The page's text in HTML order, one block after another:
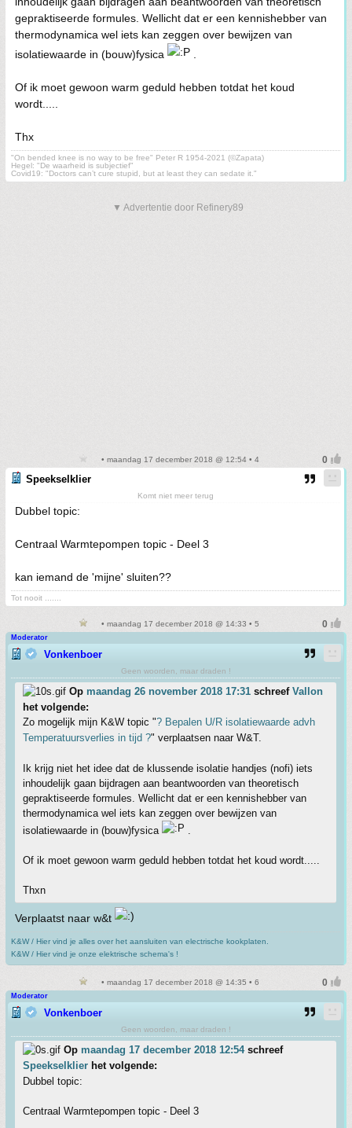
gepraktiseerde formules. Wellicht dat er een kennishebber van
thermodynamica wel iets kan zeggen over bewijzen van
isolatiewaarde in (bouw)fysica
Of ik moet gewoon warm geduld hebben totdat het koud
wordt.....
Thx
"On bended knee is no way to be free" Peter R 1954-2021 (©Zapata)
Hegel: "De waarheid is subjectief"
Covid19: "Doctors can’t cure stupid, but at least they can sedate it."
▼ Advertentie door Refinery89
• maandag 17 december 2018 @ 12:54 • 4
Speekselklier
Komt niet meer terug
Dubbel topic:
Centraal Warmtepompen topic - Deel 3
kan iemand de 'mijne' sluiten??
Tot nooit .......
• maandag 17 december 2018 @ 14:33 • 5
Moderator
Vonkenboer
Geen woorden, maar draden !
Op maandag 26 november 2018 17:31 schreef Vallon
het volgende:
Zo mogelijk mijn K&W topic "? Bepalen U/R isolatiewaarde advh
Temperatuursverlies in tijd ?" verplaatsen naar W&T.
Ik krijg niet het idee dat de klussende isolatie handjes (nofi) iets
inhoudelijk gaan bijdragen aan beantwoorden van theoretisch
gepraktiseerde formules. Wellicht dat er een kennishebber van
thermodynamica wel iets kan zeggen over bewijzen van
isolatiewaarde in (bouw)fysica
Of ik moet gewoon warm geduld hebben totdat het koud wordt.....
Thxn
Verplaatst naar w&t
K&W / Hier vind je alles over het aansluiten van electrische kookplaten.
K&W / Hier vind je onze elektrische schema's !
• maandag 17 december 2018 @ 14:35 • 6
Moderator
Vonkenboer
Geen woorden, maar draden !
Op maandag 17 december 2018 12:54schreef
Speekselklier het volgende:
Dubbel topic:
Centraal Warmtepompen topic - Deel 3